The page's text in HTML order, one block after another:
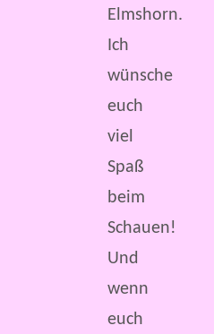
Elmshorn.
Ich
wünsche
euch
viel
Spaß
beim
Schauen!
Und
wenn
euch